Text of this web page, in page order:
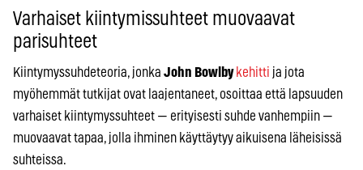
Varhaiset kiintymissuhteet muovaavat
parisuhteet
Kiintymyssuhdeteoria, jonka John Bowlby kehitti ja jota
myöhemmät tutkijat ovat laajentaneet, osoittaa että lapsuuden
varhaiset kiintymyssuhteet — erityisesti suhde vanhempiin —
muovaavat tapaa, jolla ihminen käyttäytyy aikuisena läheisissä
suhteissa.